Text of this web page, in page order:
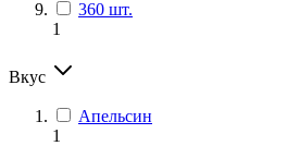
360 шт.
1
Вкус
Апельсин
1